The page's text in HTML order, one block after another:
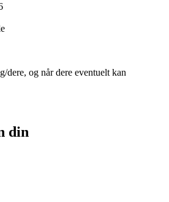
dere, og når dere eventuelt kan
din